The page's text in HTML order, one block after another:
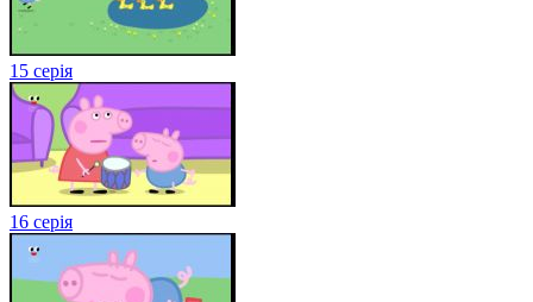
15 серія
16 серія